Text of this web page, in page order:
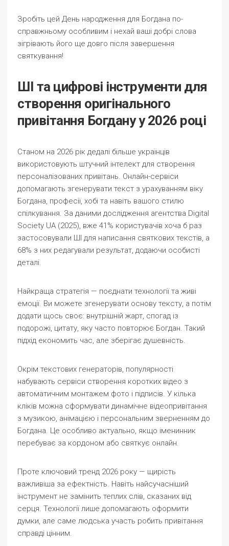
Зробіть цей День народження для Богдана по-
справжньому особливим і нехай ваші добрі слова
зігрівають його ще довго після завершення
святкування!
ШІ та цифрові інструменти для
створення оригінального
привітання Богдану у 2026 році
Станом на 2026 рік дедалі більше українців
використовують штучний інтелект для створення
персоналізованих привітань. Онлайн-сервіси
допомагають згенерувати текст з урахуванням віку
Богдана, професії, хобі та навіть вашого стилю
спілкування. За даними дослідження агентства Digital
Society UA (2025), вже 41% користувачів хоча б раз
застосовували ШІ для написання святкових текстів, а
68% з них редагували результат, додаючи особисті
деталі.
Найкраща стратегія — поєднати технології та живі
емоції. Ви можете згенерувати основу тексту, а потім
додати щось своє: внутрішній жарт, спогад із
подорожі, цитату, яку часто повторює Богдан. Такий
підхід економить час, але зберігає душевність.
Окрім текстових генераторів, популярності
набувають сервіси створення коротких відео з
автоматичним монтажем фото і підписів. У кілька
кліків можна сформувати динамічне відеопривітання
з музикою, анімацією і персональним зверненням до
Богдана. Це особливо актуально, якщо іменинник
перебуває за кордоном або святкує онлайн.
Проте ключовий тренд 2026 року — щирість
важливіша за ефектність. Навіть найсучасніший
інструмент не замінить теплих слів, сказаних від
серця. Технології лише допомагають оформити
думки, але саме людська участь робить привітання
справді цінним.